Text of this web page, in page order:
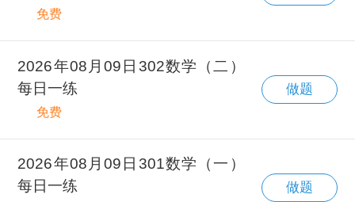
免费
2026年08月09日302数学（二）
每日一练
免费
做题
2026年08月09日301数学（一）
每日一练
做题